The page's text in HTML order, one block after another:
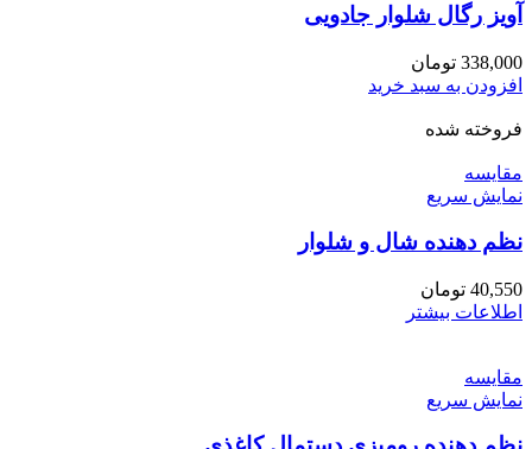
آویز رگال شلوار جادویی
338,000 تومان
افزودن به سبد خرید
فروخته شده
مقايسه
نمایش سریع
نظم دهنده شال و شلوار
40,550 تومان
اطلاعات بیشتر
مقايسه
نمایش سریع